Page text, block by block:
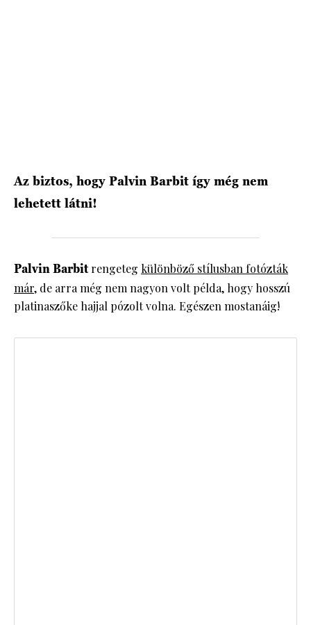
Az biztos, hogy Palvin Barbit így még nem
lehetett látni!
Palvin Barbitrengeteg különböző stílusban fotózták
már, de arra még nem nagyon volt példa, hogy hosszú
platinaszőke hajjal pózolt volna. Egészen mostanáig!